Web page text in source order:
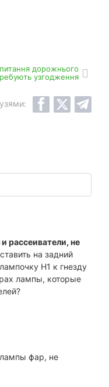
дорожнього
узгодження
рассеиватели, не
на задний
Н1 к гнезду
лампы, которые
фар, не